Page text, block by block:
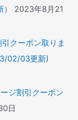
2023年8月21
クーポン取りま
02/03更新)
ジ割引クーポン
日